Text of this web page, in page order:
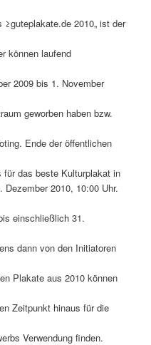
2010„ ist der
können laufend
2009 bis 1. November
geworben haben bzw.
Ende der öffentlichen
das beste Kulturplakat in
2010, 10:00 Uhr.
einschließlich 31.
dann von den Initiatoren
Plakate aus 2010 können
Zeitpunkt hinaus für die
Verwendung finden.